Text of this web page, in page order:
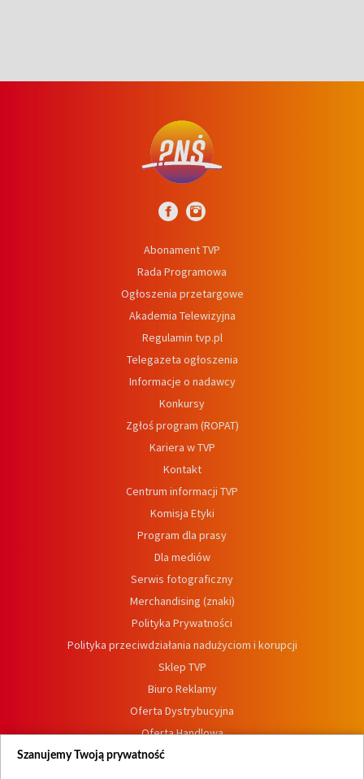
Abonament TVP
Rada Programowa
Ogłoszenia przetargowe
Akademia Telewizyjna
Regulamin tvp.pl
Telegazeta ogłoszenia
Informacje o nadawcy
Konkursy
Zgłoś program (ROPAT)
Kariera w TVP
Kontakt
Centrum informacji TVP
Komisja Etyki
Program dla prasy
Dla mediów
Serwis fotograficzny
Merchandising (znaki)
Polityka Prywatności
Polityka przeciwdziałania nadużyciom i korupcji
Sklep TVP
Biuro Reklamy
Oferta Dystrybucyjna
Oferta Handlowa
Dostępność
Szanujemy Twoją prywatność